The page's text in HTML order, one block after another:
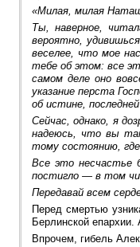
«Милая, милая
Ты, наверное,
вероятно,
веселее, что мое
тебе об этом: все
самом деле оно
указание перста
об истине,
Сейчас, однако, я
надеюсь, что вы
тому состоянию, где
Все это несчастье
постигло — в том
Передавай всем
Перед смертью
Берлинской епархии.
Впрочем, гибель